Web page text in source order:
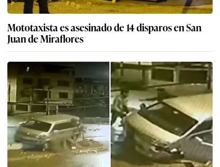
Mototaxista es asesinado de 14 disparos en San
Juan de Miraflores